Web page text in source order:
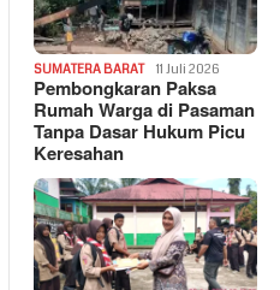
SUMATERA BARAT 11 Juli 2026
Pembongkaran Paksa
Rumah Warga di Pasaman
Tanpa Dasar Hukum Picu
Keresahan